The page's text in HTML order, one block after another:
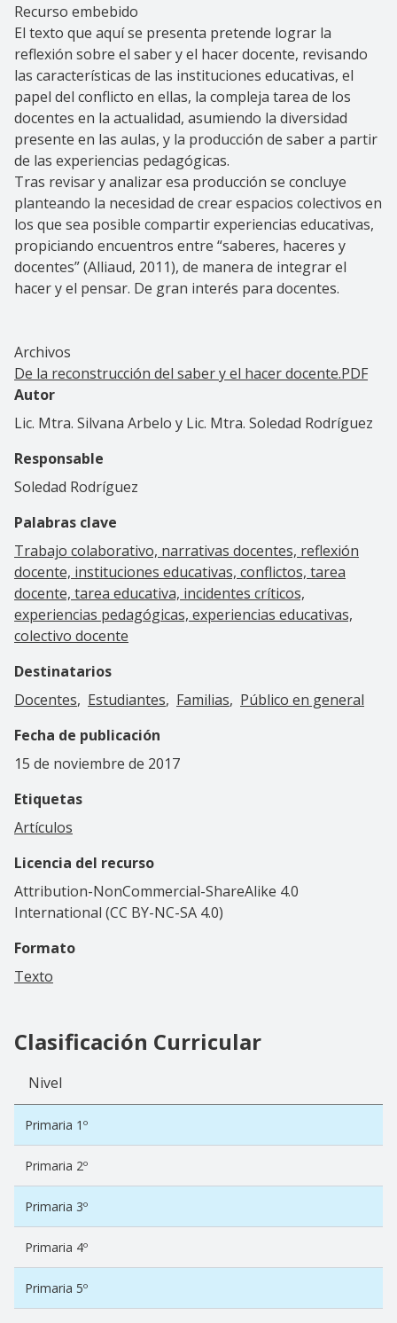
Recurso embebido
El texto que aquí se presenta pretende lograr la
reflexión sobre el saber y el hacer docente, revisando
las características de las instituciones educativas, el
papel del conflicto en ellas, la compleja tarea de los
docentes en la actualidad, asumiendo la diversidad
presente en las aulas, y la producción de saber a partir
de las experiencias pedagógicas.
Tras revisar y analizar esa producción se concluye
planteando la necesidad de crear espacios colectivos en
los que sea posible compartir experiencias educativas,
propiciando encuentros entre “saberes, haceres y
docentes” (Alliaud, 2011), de manera de integrar el
hacer y el pensar. De gran interés para docentes.
Archivos
De la reconstrucción del saber y el hacer docente.PDF
Autor
Lic. Mtra. Silvana Arbelo y Lic. Mtra. Soledad Rodríguez
Responsable
Soledad Rodríguez
Palabras clave
Trabajo colaborativo, narrativas docentes, reflexión
docente, instituciones educativas, conflictos, tarea
docente, tarea educativa, incidentes críticos,
experiencias pedagógicas, experiencias educativas,
colectivo docente
Destinatarios
Docentes
Estudiantes Familias
Público en general
Fecha de publicación
15 de noviembre de 2017
Etiquetas
Artículos
Licencia del recurso
Attribution-NonCommercial-ShareAlike 4.0
International (CC BY-NC-SA 4.0)
Formato
Texto
Clasificación Curricular
Nivel
Primaria 1º
Primaria 2º
Primaria 3º
Primaria 4º
Primaria 5º